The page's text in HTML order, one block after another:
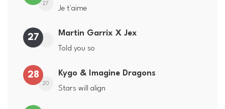
27
Je t'aime
27 Martin Garrix X Jex
Told you so
28
20
Kygo & Imagine Dragons
Stars will align